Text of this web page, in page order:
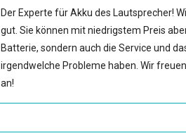
Der Experte für Akku des Lautsprecher!
gut. Sie können mit niedrigstem Preis
Batterie, sondern auch die Service und
irgendwelche Probleme haben. Wir
an!